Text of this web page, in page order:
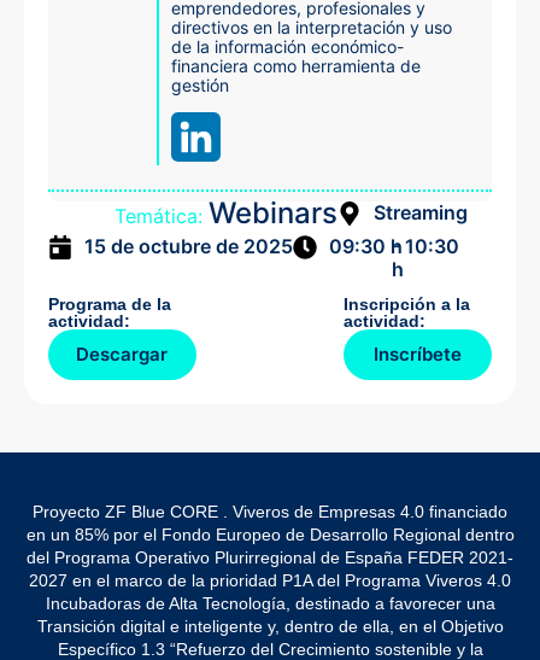
emprendedores, profesionales y
directivos en la interpretación y uso
de la información económico-
financiera como herramienta de
gestión
Streaming
Temática: Webinars
15 de octubre de 2025 09:30 h- 10:30
h
Programa de la
actividad:
Descargar
Inscripción a la
actividad:
Inscríbete
Proyecto ZF Blue CORE . Viveros de Empresas 4.0 financiado
en un 85% por el Fondo Europeo de Desarrollo Regional dentro
del Programa Operativo Plurirregional de España FEDER 2021-
2027 en el marco de la prioridad P1A del Programa Viveros 4.0
Incubadoras de Alta Tecnología, destinado a favorecer una
Transición digital e inteligente y, dentro de ella, en el Objetivo
Específico 1.3 “Refuerzo del Crecimiento sostenible y la